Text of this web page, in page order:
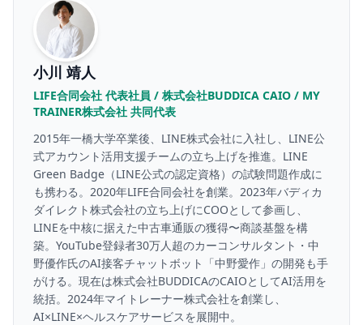
小川 靖人
LIFE合同会社 代表社員 / 株式会社BUDDICA CAIO / MY
TRAINER株式会社 共同代表
2015年一橋大学卒業後、LINE株式会社に入社し、LINE公
式アカウント活用支援チームの立ち上げを推進。LINE
Green Badge（LINE公式の認定資格）の試験問題作成に
も携わる。2020年LIFE合同会社を創業。2023年バディカ
ダイレクト株式会社の立ち上げにCOOとして参画し、
LINEを中核に据えた中古車通販の獲得〜商談基盤を構
築。YouTube登録者30万人超のカーコンサルタント・中
野優作氏のAI接客チャットボット「中野愛作」の開発も手
がける。現在は株式会社BUDDICAのCAIOとしてAI活用を
統括。2024年マイトレーナー株式会社を創業し、
AI×LINE×ヘルスケアサービスを展開中。